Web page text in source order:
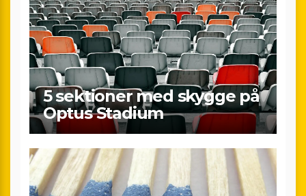
5 sektioner med skygge på
Optus Stadium